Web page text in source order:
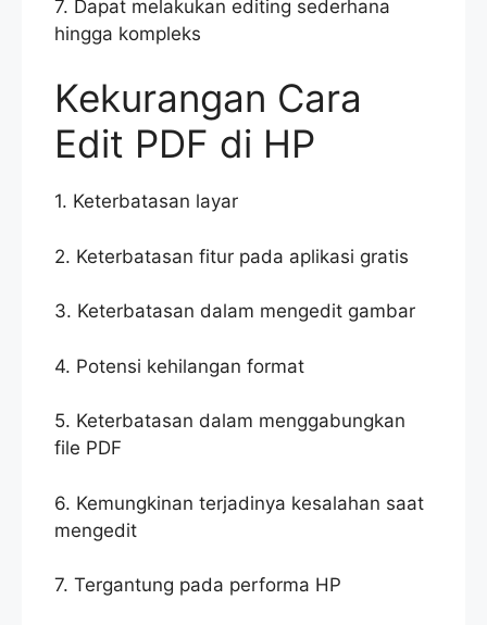
7. Dapat melakukan editing sederhana
hingga kompleks
Kekurangan Cara
Edit PDF di HP
1. Keterbatasan layar
2. Keterbatasan fitur pada aplikasi gratis
3. Keterbatasan dalam mengedit gambar
4. Potensi kehilangan format
5. Keterbatasan dalam menggabungkan
file PDF
6. Kemungkinan terjadinya kesalahan saat
mengedit
7. Tergantung pada performa HP